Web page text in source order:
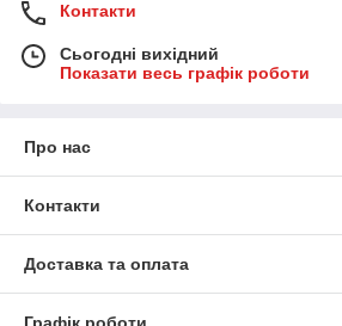
Контакти
Сьогодні вихідний
Показати весь графік роботи
Про нас
Контакти
Доставка та оплата